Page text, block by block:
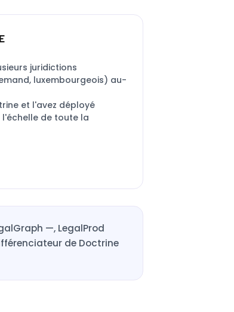
juridictions
luxembourgeois) au-
et l'avez déployé
de toute la
—, LegalProd
de Doctrine